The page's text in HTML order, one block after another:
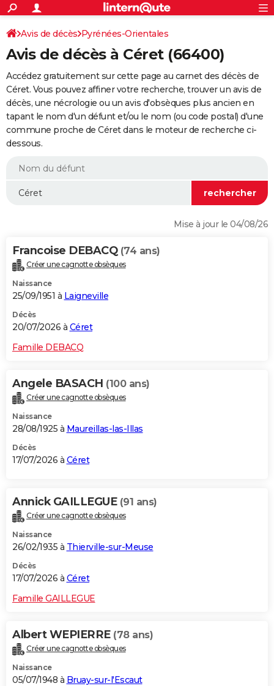
ACTUALITÉS
Politique
Société
Faits Divers
Education
Monde
Villes
+
SPORT
Coupe du monde 2026
Football
Tennis
Cyclisme
Rugby
Forum
Programme TV
TNT
Streaming
Cinéma
Sorties cinéma
Musique
+
FINANCE
Retraite
Epargne
Immobilier
Risques naturels par ville
Assurance
AUTO
Essais
Réserver un essai
Citadines
Berlines
SUV
Forum auto
+
HIGH-TECH
BRICOLAGE
WEEK-END
Alimentation
Guide de la santé
Maladies
Médicaments
Sommeil
VOYAGE
Destinations
City break
Voyage nature
Voyage de noces
Forum
Climat
+PHOTO
GUIDES D'ACHAT
Carte de Noël
Carte Bonne année
Carte Saint-Valentin
Carte Pâques
Carte d'anniversaire
DICTIONNAIRE
Dictionnaire
Biographies
Citations
Expressions
Proverbes
PROGRAMME TV
S'inscrire
Se connecter
Lycées
Collèges
Primaires
Universités
Entreprises
Service militaire
Avis de recherche
AVIS DE DÉCÈS
Bricolage
Lifestyle
Culture
Sport
Auto
Television
Voyage
Cinema
S'inscrire
Connexion
Avis de décès Pyrénées-Orientales
Avis de décès à Céret (66400)
Accédez gratuitement sur cette page au carnet des décès de
Céret. Vous pouvez affiner votre recherche, trouver un avis de
décès, une nécrologie ou un avis d'obsèques plus ancien en
tapant le nom d'un défunt et/ou le nom (ou code postal) d'une
commune proche de Céret dans le moteur de recherche ci-
dessous.
Mise à jour le 04/08/26
Francoise DEBACQ (74 ans)
Créer une cagnotte obsèques
Naissance
25/09/1951 à Laigneville
Décès
20/07/2026 à Céret
Famille DEBACQ
Angele BASACH (100 ans)
Créer une cagnotte obsèques
Naissance
28/08/1925 à Maureillas-las-Illas
Décès
17/07/2026 à Céret
Annick GAILLEGUE (91 ans)
Créer une cagnotte obsèques
Naissance
26/02/1935 à Thierville-sur-Meuse
Décès
17/07/2026 à Céret
Famille GAILLEGUE
Albert WEPIERRE (78 ans)
Créer une cagnotte obsèques
Naissance
05/07/1948 à Bruay-sur-l'Escaut